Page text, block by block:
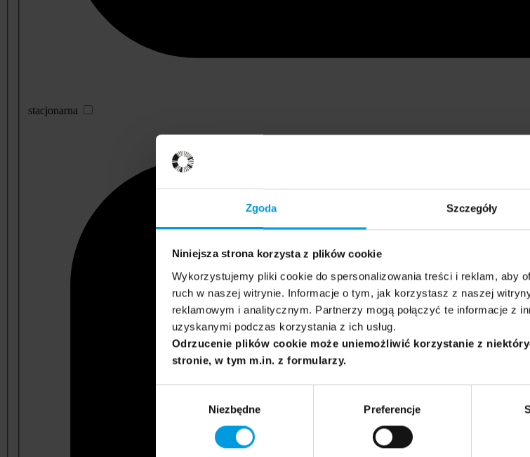
Zgoda Szczegóły
Niniejsza strona korzysta z plików cookie
Wykorzystujemy pliki cookie do spersonalizowania treści i reklam, aby
ruch w naszej witrynie. Informacje o tym, jak korzystasz z naszej
reklamowym i analitycznym. Partnerzy mogą połączyć te informacje z
uzyskanymi podczas korzystania z ich usług.
Odrzucenie plików cookie może uniemożliwić korzystanie z
stronie, w tym m.in. z formularzy.
Niezbędne Preferencje
stacjonarna